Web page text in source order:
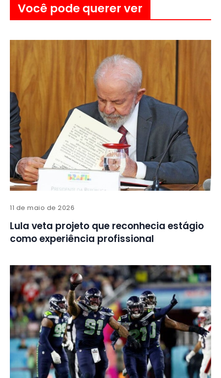
Você pode querer ver
11 de maio de 2026
Lula veta projeto que reconhecia estágio
como experiência profissional